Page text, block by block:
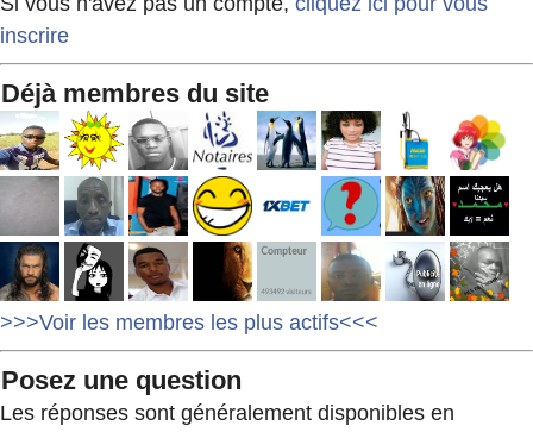
inscrire
Déjà membres du site
>>>Voir les membres les plus actifs<<<
Posez une question
Les réponses sont généralement disponibles en